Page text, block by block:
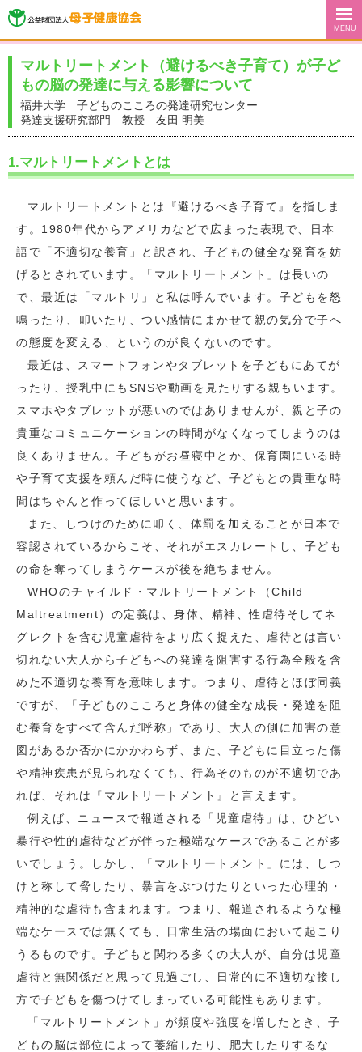
MENU
マルトリートメント（避けるべき子育て）が子ど
もの脳の発達に与える影響について
福井大学 子どものこころの発達研究センター
発達支援研究部門 教授 友田 明美
1.マルトリートメントとは
マルトリートメントとは『避けるべき子育て』を指しま
す。1980年代からアメリカなどで広まった表現で、日本
語で「不適切な養育」と訳され、子どもの健全な発育を妨
げるとされています。「マルトリートメント」は長いの
で、最近は「マルトリ」と私は呼んでいます。子どもを怒
鳴ったり、叩いたり、つい感情にまかせて親の気分で子へ
の態度を変える、というのが良くないのです。
最近は、スマートフォンやタブレットを子どもにあてが
ったり、授乳中にもSNSや動画を見たりする親もいます。
スマホやタブレットが悪いのではありませんが、親と子の
貴重なコミュニケーションの時間がなくなってしまうのは
良くありません。子どもがお昼寝中とか、保育園にいる時
や子育て支援を頼んだ時に使うなど、子どもとの貴重な時
間はちゃんと作ってほしいと思います。
また、しつけのために叩く、体罰を加えることが日本で
容認されているからこそ、それがエスカレートし、子ども
の命を奪ってしまうケースが後を絶ちません。
WHOのチャイルド・マルトリートメント（Child
Maltreatment）の定義は、身体、精神、性虐待そしてネ
グレクトを含む児童虐待をより広く捉えた、虐待とは言い
切れない大人から子どもへの発達を阻害する行為全般を含
めた不適切な養育を意味します。つまり、虐待とほぼ同義
ですが、「子どものこころと身体の健全な成長・発達を阻
む養育をすべて含んだ呼称」であり、大人の側に加害の意
図があるか否かにかかわらず、また、子どもに目立った傷
や精神疾患が見られなくても、行為そのものが不適切であ
れば、それは『マルトリートメント』と言えます。
例えば、ニュースで報道される「児童虐待」は、ひどい
暴行や性的虐待などが伴った極端なケースであることが多
いでしょう。しかし、「マルトリートメント」には、しつ
けと称して脅したり、暴言をぶつけたりといった心理的・
精神的な虐待も含まれます。つまり、報道されるような極
端なケースでは無くても、日常生活の場面において起こり
うるものです。子どもと関わる多くの大人が、自分は児童
虐待と無関係だと思って見過ごし、日常的に不適切な接し
方で子どもを傷つけてしまっている可能性もあります。
「マルトリートメント」が頻度や強度を増したとき、子
どもの脳は部位によって萎縮したり、肥大したりするな